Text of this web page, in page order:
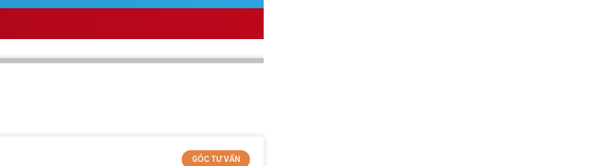
GÓC TƯ VẤN